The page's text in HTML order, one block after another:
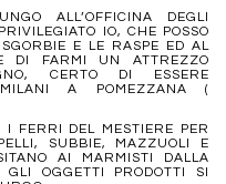
ALL’OFFICINA DEGLI
IO, CHE POSSO
E LE RASPE ED AL
DI FARMI UN ATTREZZO
CERTO DI ESSERE
MILANI A POMEZZANA (
FERRI DEL MESTIERE PER
SUBBIE, MAZZUOLI E
AI MARMISTI DALLA
OGGETTI PRODOTTI SI